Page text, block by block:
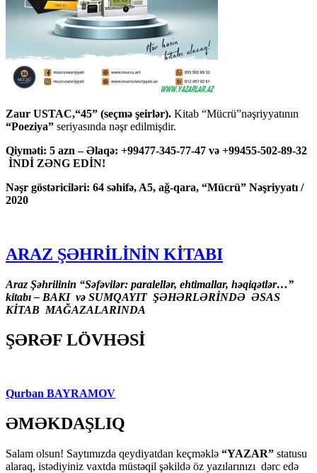
Zaur USTAC,“45” (seçmə şeirlər). Kitab “Mücrü”nəşriyyatının
“Poeziya” seriyasında nəşr edilmişdir.
Qiyməti: 5 azn – Əlaqə: +99477-345-77-47 və +99455-502-89-32
İNDİ ZƏNG EDİN!
Nəşr göstəriciləri: 64 səhifə, A5, ağ-qara, “Mücrü” Nəşriyyatı /
2020
ARAZ ŞƏHRİLİNİN KİTABI
Araz Şəhrilinin “Səfəvilər: paralellər, ehtimallar, həqiqətlər…”
kitabı – BAKI və SUMQAYIT ŞƏHƏRLƏRİNDƏ ƏSAS
KİTAB MAĞAZALARINDA
ŞƏRƏF LÖVHƏSİ
Qurban BAYRAMOV
ƏMƏKDAŞLIQ
Salam olsun! Saytımızda qeydiyatdan keçməklə “YAZAR” statusu
alaraq, istədiyiniz vaxtda müstəqil şəkildə öz yazılarınızı dərc edə